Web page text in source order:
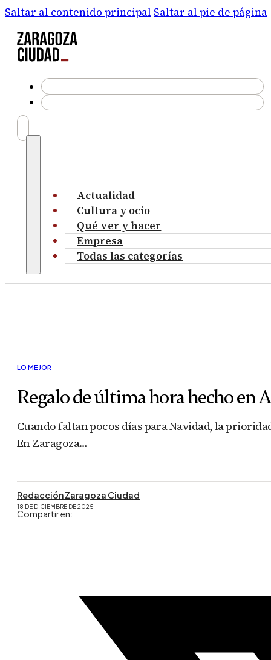
Saltar al contenido principal Saltar al pie de página
Actualidad
Cultura y ocio
Qué ver y hacer
Empresa
Todas las categorías
LO MEJOR
Regalo de última hora hecho en
Cuando faltan pocos días para Navidad, la
En Zaragoza…
Redacción Zaragoza Ciudad
18 DE DICIEMBRE DE 2025
Compartir en: